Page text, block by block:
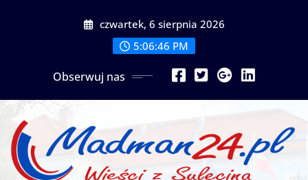
czwartek, 6 sierpnia 2026
5:06:48 PM
Obserwuj nas